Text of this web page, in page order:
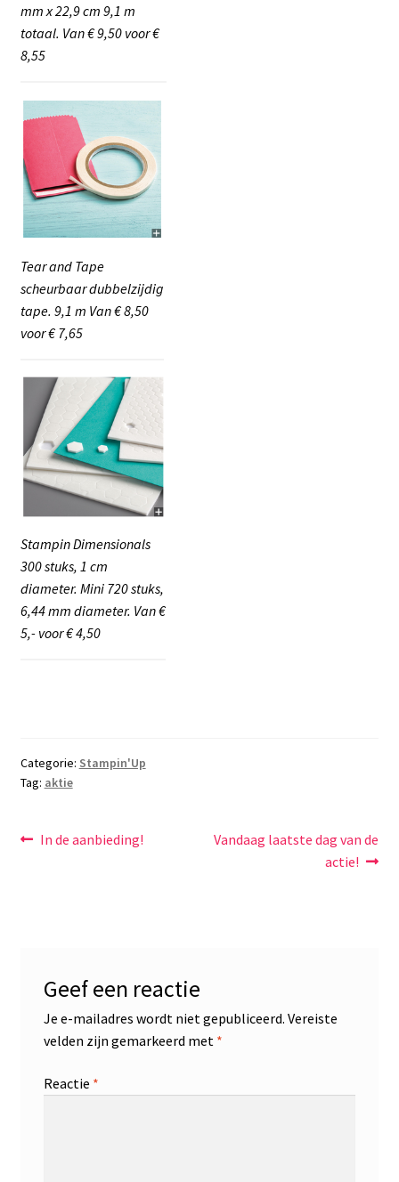
mm x 22,9 cm 9,1 m
totaal. Van € 9,50 voor €
8,55
Tear and Tape
scheurbaar dubbelzijdig
tape. 9,1 m Van € 8,50
voor € 7,65
Stampin Dimensionals
300 stuks, 1 cm
diameter. Mini 720 stuks,
6,44 mm diameter. Van €
5,- voor € 4,50
Categorie: Stampin'Up
Tag: aktie
Bericht
Vorig
In de aanbieding!
Volgend
Vandaag laatste dag van de
actie!
Geef een reactie
Je e-mailadres wordt niet gepubliceerd. Vereiste
velden zijn gemarkeerd met *
Reactie *